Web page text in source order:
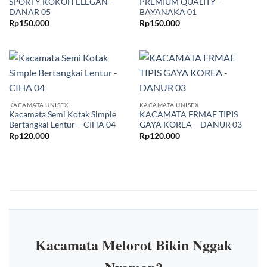
SPORTY KOKOH ELEGAN –
DANAR 05
Rp150.000
PREMIUM QUALITY –
BAYANAKA 01
Rp150.000
KACAMATA UNISEX
Kacamata Semi Kotak Simple
Bertangkai Lentur – CIHA 04
Rp120.000
KACAMATA UNISEX
KACAMATA FRMAE TIPIS
GAYA KOREA – DANUR 03
Rp120.000
Kacamata Melorot Bikin Nggak